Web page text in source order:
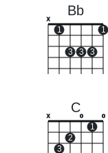
Bb
x
1
3 3 3
1
C
x
3
2
o
1
o